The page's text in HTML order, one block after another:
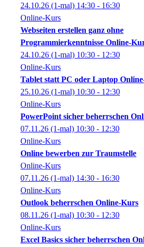
24.10.26 (1-mal) 14:30 - 16:30
Online-Kurs
Webseiten erstellen ganz ohne
Programmierkenntnisse Online-
24.10.26 (1-mal) 10:30 - 12:30
Online-Kurs
Tablet statt PC oder Laptop
25.10.26 (1-mal) 10:30 - 12:30
Online-Kurs
PowerPoint sicher beherrschen
07.11.26 (1-mal) 10:30 - 12:30
Online-Kurs
Online bewerben zur Traumstelle
Online-Kurs
07.11.26 (1-mal) 14:30 - 16:30
Online-Kurs
Outlook beherrschen Online-Kurs
08.11.26 (1-mal) 10:30 - 12:30
Online-Kurs
Excel Basics sicher beherrschen